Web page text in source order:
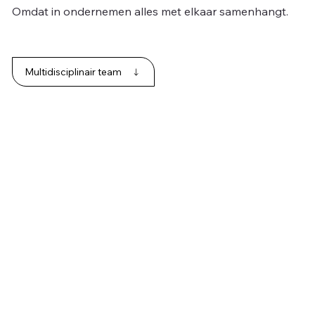
Omdat in ondernemen alles met elkaar samenhangt.
Multidisciplinair team